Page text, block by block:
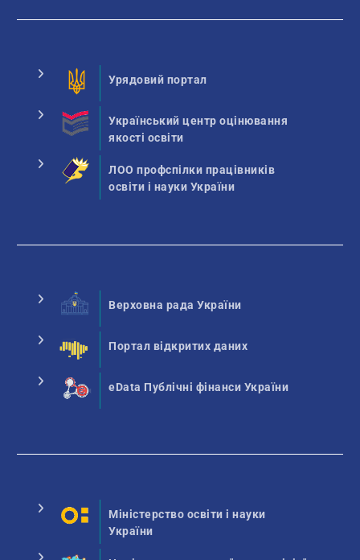
Урядовий портал
Український центр оцінювання
якості освіти
ЛОО профспілки працівників
освіти і науки України
Верховна рада України
Портал відкритих даних
eData Публічні фінанси України
Міністерство освіти і науки
України